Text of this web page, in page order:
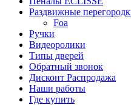
Раздвижные
Foa
Ручки
Видеоролики
Типы дверей
Обратный звонок
Дисконт Распродажа
Наши работы
Где купить